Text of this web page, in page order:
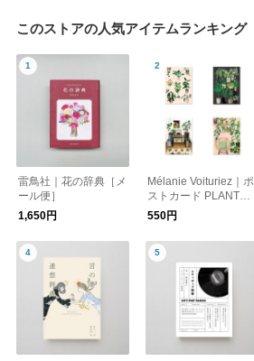
このストアの人気アイテムランキング
雷鳥社｜花の辞典［メ
ール便］
1,650円
Mélanie Voituriez｜ポ
ストカード PLANTS
［メール便］
550円